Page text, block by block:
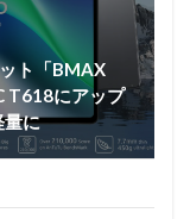
ト「BMAX
T618にアップ
量に